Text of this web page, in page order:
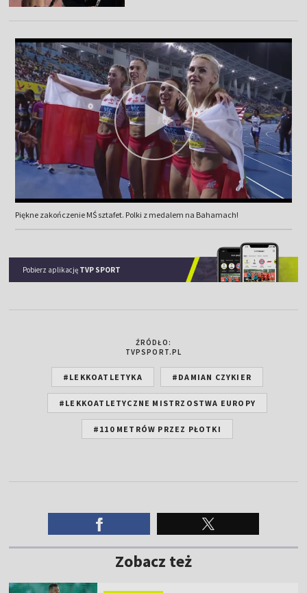
Piękne zakończenie MŚ sztafet. Polki z medalem na Bahamach!
Pobierz aplikację TVP SPORT
ŹRÓDŁO:
TVPSPORT.PL
#LEKKOATLETYKA #DAMIAN CZYKIER
#LEKKOATLETYCZNE MISTRZOSTWA EUROPY
#110 METRÓW PRZEZ PŁOTKI
Zobacz też